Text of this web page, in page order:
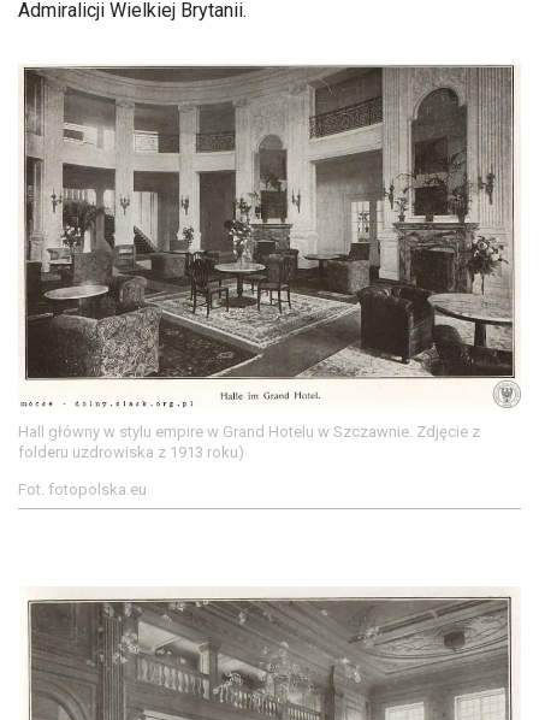
Admiralicji Wielkiej Brytanii.
Hall główny w stylu empire w Grand Hotelu w Szczawnie. Zdjęcie z
folderu uzdrowiska z 1913 roku)
Fot. fotopolska.eu